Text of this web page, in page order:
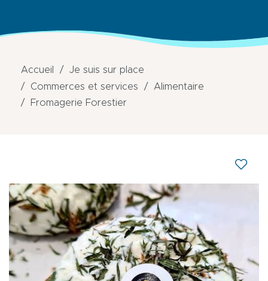
Accueil
Je suis sur place
Commerces et services
Alimentaire
Fromagerie Forestier